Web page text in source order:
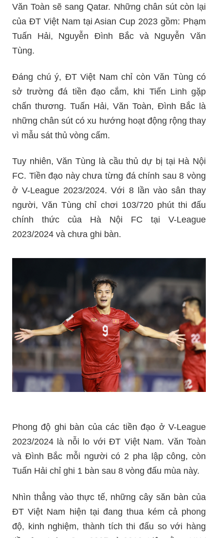
Văn Toàn sẽ sang Qatar. Những chân sút còn lại
của ĐT Việt Nam tại Asian Cup 2023 gồm: Phạm
Tuấn Hải, Nguyễn Đình Bắc và Nguyễn Văn
Tùng.
Đáng chú ý, ĐT Việt Nam chỉ còn Văn Tùng có
sở trường đá tiền đạo cắm, khi Tiến Linh gặp
chấn thương. Tuấn Hải, Văn Toàn, Đình Bắc là
những chân sút có xu hướng hoạt động rộng thay
vì mẫu sát thủ vòng cấm.
Tuy nhiên, Văn Tùng là cầu thủ dự bị tại Hà Nội
FC. Tiền đạo này chưa từng đá chính sau 8 vòng
ở V-League 2023/2024. Với 8 lần vào sân thay
người, Văn Tùng chỉ chơi 103/720 phút thi đấu
chính thức của Hà Nội FC tại V-League
2023/2024 và chưa ghi bàn.
Phong độ ghi bàn của các tiền đạo ở V-League
2023/2024 là nỗi lo với ĐT Việt Nam. Văn Toàn
và Đình Bắc mỗi người có 2 pha lập công, còn
Tuấn Hải chỉ ghi 1 bàn sau 8 vòng đấu mùa này.
Nhìn thẳng vào thực tế, những cây săn bàn của
ĐT Việt Nam hiện tại đang thua kém cả phong
độ, kinh nghiệm, thành tích thi đấu so với hàng